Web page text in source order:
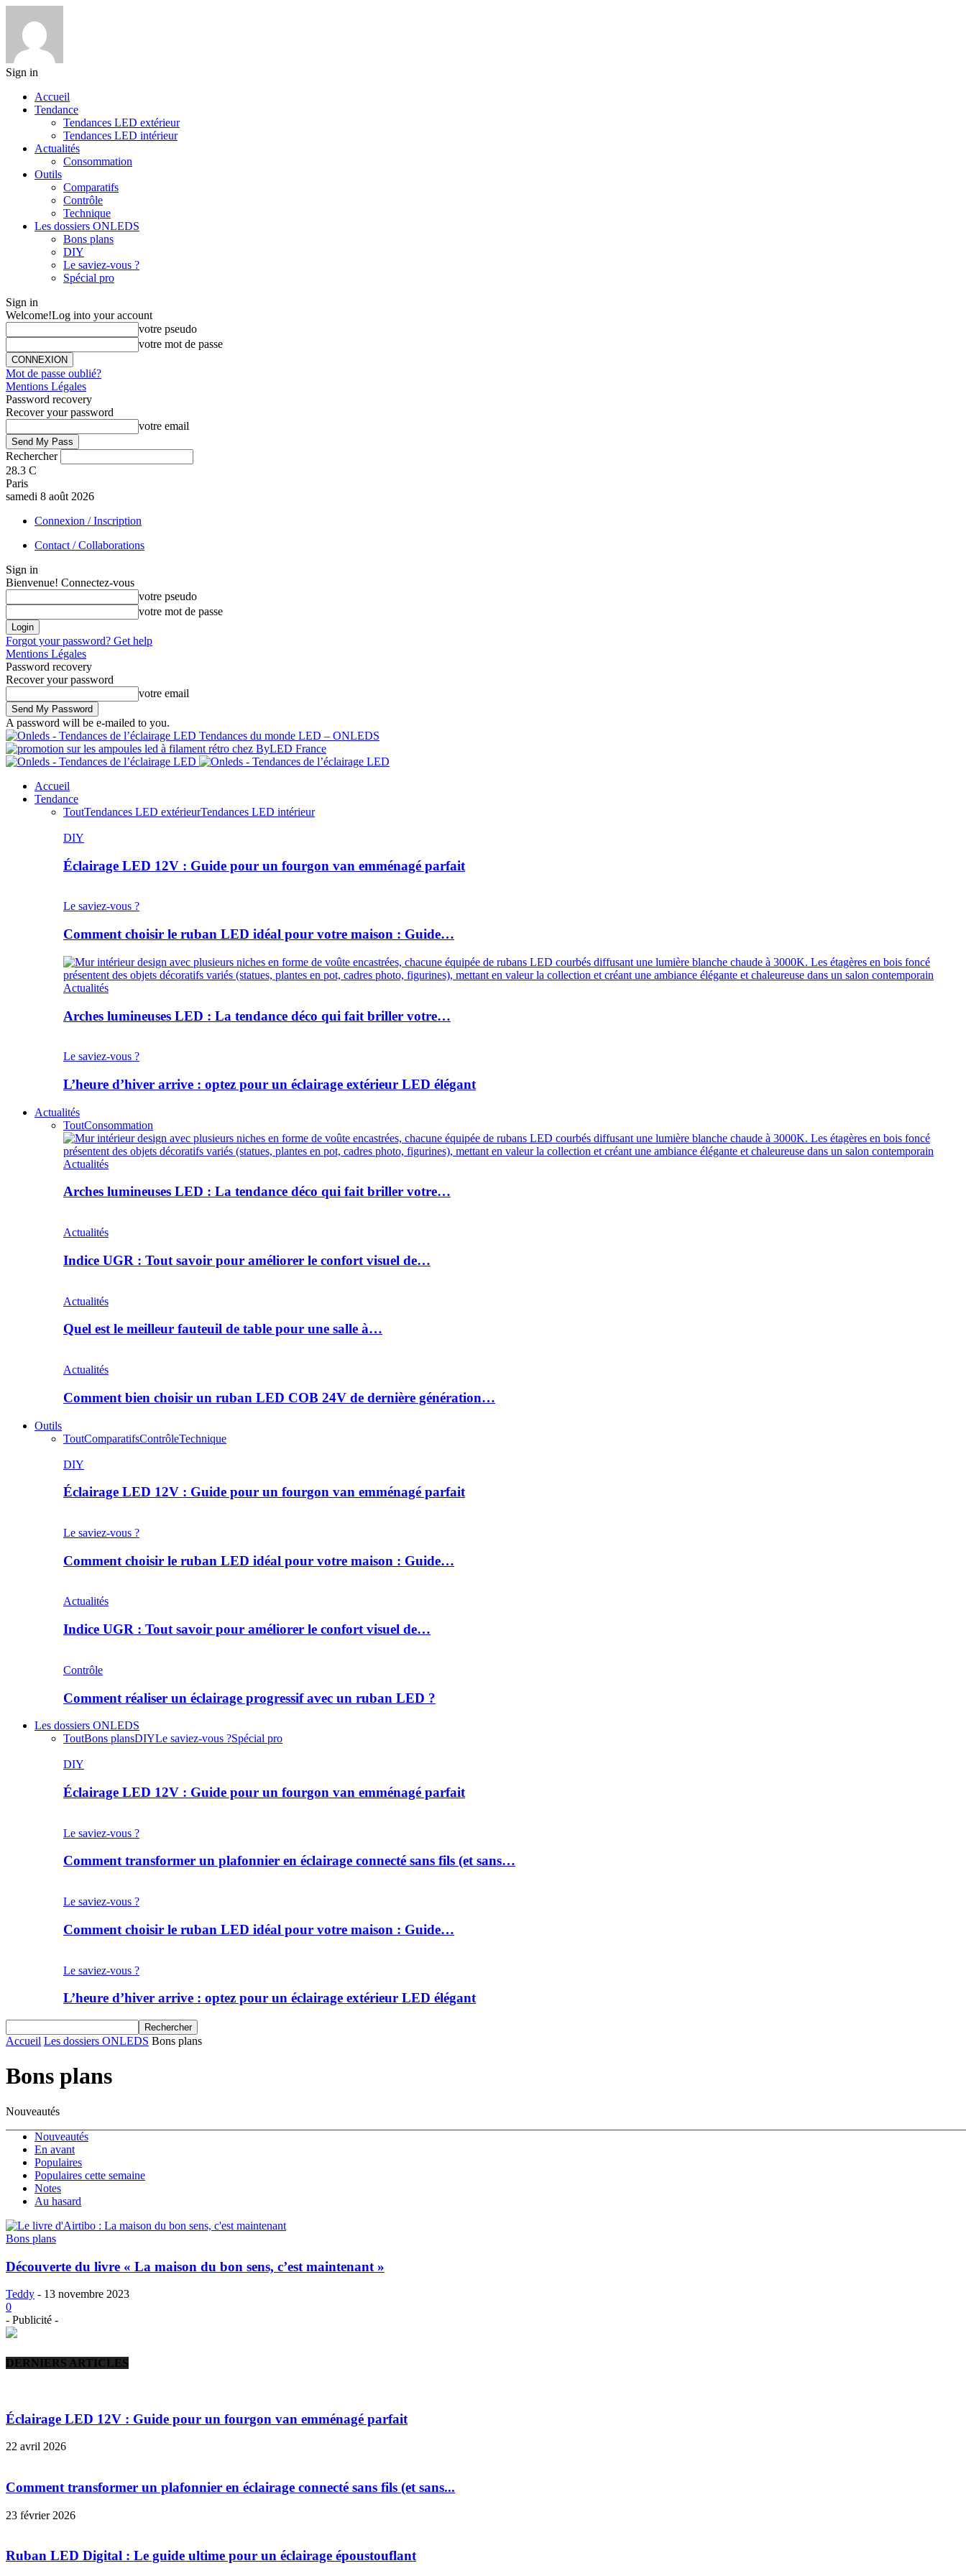
Sign in
Accueil
Tendance
Tendances LED extérieur
Tendances LED intérieur
Actualités
Consommation
Outils
Comparatifs
Contrôle
Technique
Les dossiers ONLEDS
Bons plans
DIY
Le saviez-vous ?
Spécial pro
Sign in
Welcome!Log into your account
votre pseudo
votre mot de passe
Mot de passe oublié?
Mentions Légales
Password recovery
Recover your password
votre email
Rechercher
28.3 C
Paris
samedi 8 août 2026
Connexion / Inscription
Contact / Collaborations
Sign in
Bienvenue! Connectez-vous
votre pseudo
votre mot de passe
Forgot your password? Get help
Mentions Légales
Password recovery
Recover your password
votre email
A password will be e-mailed to you.
Tendances du monde LED – ONLEDS
Accueil
Tendance
ToutTendances LED extérieurTendances LED intérieur
DIY
Éclairage LED 12V : Guide pour un fourgon van emménagé parfait
Le saviez-vous ?
Comment choisir le ruban LED idéal pour votre maison : Guide…
Actualités
Arches lumineuses LED : La tendance déco qui fait briller votre…
Le saviez-vous ?
L’heure d’hiver arrive : optez pour un éclairage extérieur LED élégant
Actualités
ToutConsommation
Actualités
Arches lumineuses LED : La tendance déco qui fait briller votre…
Actualités
Indice UGR : Tout savoir pour améliorer le confort visuel de…
Actualités
Quel est le meilleur fauteuil de table pour une salle à…
Actualités
Comment bien choisir un ruban LED COB 24V de dernière génération…
Outils
ToutComparatifsContrôleTechnique
DIY
Éclairage LED 12V : Guide pour un fourgon van emménagé parfait
Le saviez-vous ?
Comment choisir le ruban LED idéal pour votre maison : Guide…
Actualités
Indice UGR : Tout savoir pour améliorer le confort visuel de…
Contrôle
Comment réaliser un éclairage progressif avec un ruban LED ?
Les dossiers ONLEDS
ToutBons plansDIYLe saviez-vous ?Spécial pro
DIY
Éclairage LED 12V : Guide pour un fourgon van emménagé parfait
Le saviez-vous ?
Comment transformer un plafonnier en éclairage connecté sans fils (et sans…
Le saviez-vous ?
Comment choisir le ruban LED idéal pour votre maison : Guide…
Le saviez-vous ?
L’heure d’hiver arrive : optez pour un éclairage extérieur LED élégant
Accueil Les dossiers ONLEDS Bons plans
Bons plans
Nouveautés
Nouveautés
En avant
Populaires
Populaires cette semaine
Notes
Au hasard
Bons plans
Découverte du livre « La maison du bon sens, c’est maintenant »
Teddy - 13 novembre 2023
0
- Publicité -
DERNIERS ARTICLES
Éclairage LED 12V : Guide pour un fourgon van emménagé parfait
22 avril 2026
Comment transformer un plafonnier en éclairage connecté sans fils (et sans...
23 février 2026
Ruban LED Digital : Le guide ultime pour un éclairage époustouflant